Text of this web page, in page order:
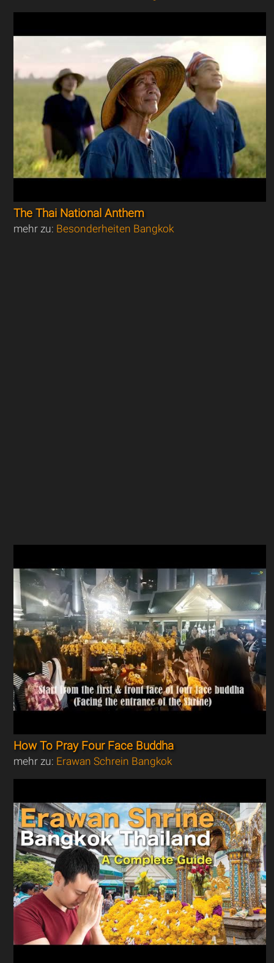
The Thai National Anthem
mehr zu: Besonderheiten Bangkok
How To Pray Four Face Buddha
mehr zu: Erawan Schrein Bangkok